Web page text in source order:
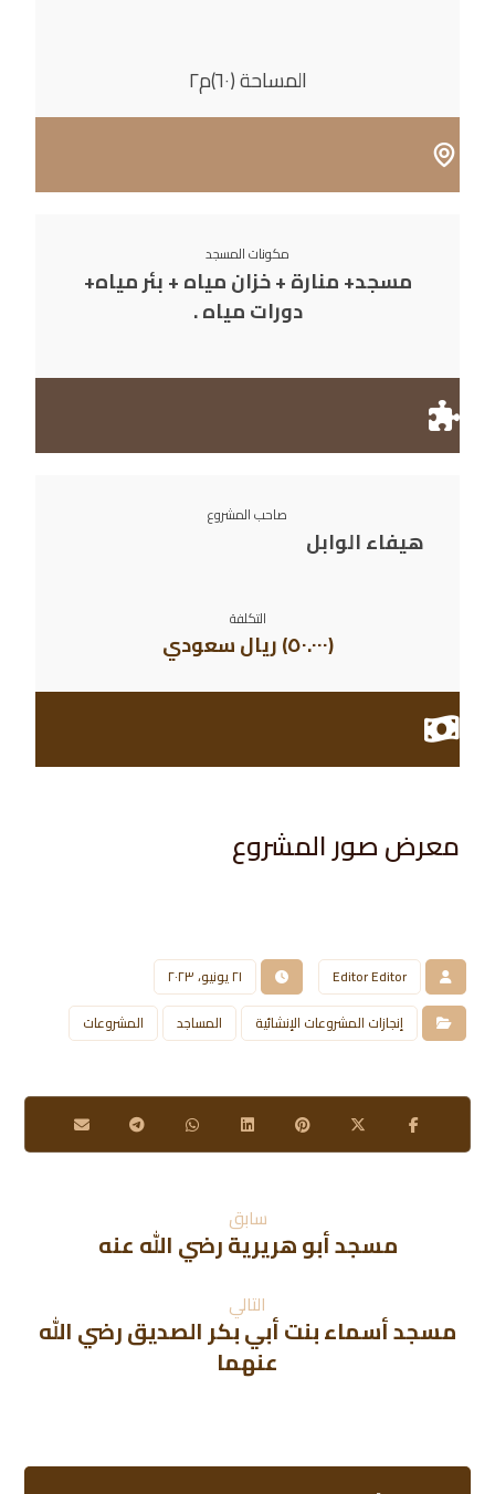
المساحة (٦٠)م٢
مكونات المسجد
مسجد+ منارة + خزان مياه + بئر مياه+
دورات مياه .
صاحب المشروع
هيفاء الوابل
التكلفة
(٥٠.٠٠٠) ريال سعودي
معرض صور المشروع​
Editor Editor
٢١ يونيو، ٢٠٢٣
إنجازات المشروعات الإنشائية
المساجد المشروعات
سابق
مسجد أبو هريرية رضي الله عنه
التالي
مسجد أسماء بنت أبي بكر الصديق رضي الله
عنهما